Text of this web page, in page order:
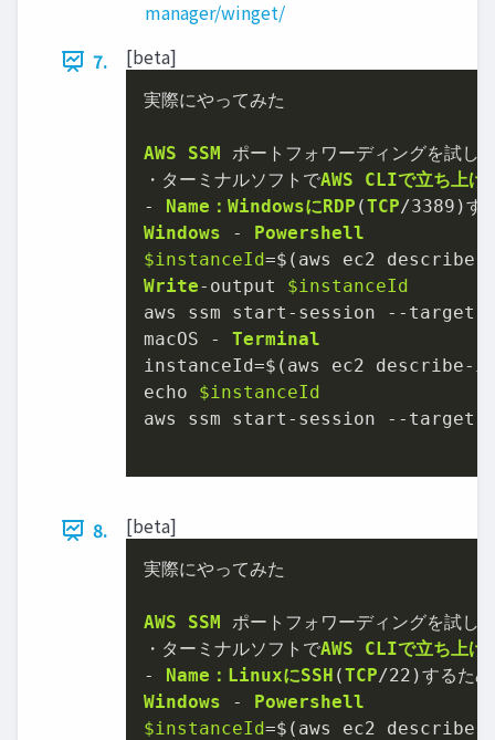
manager/winget/
7.
[beta]
実際にやってみた
AWS SSM ポートフォワーディングを試し
・ターミナルソフトでAWS
CLIで立ち上げ
-
Name：WindowsにRDP (TCP/3389 )す
Windows
-
Powershell
$instanceId=$(aws ec2 describe
Write- output $instanceId
aws ssm start - session -- target
macOS
-
Terminal
instanceId=$(aws ec2 describe-
echo $instanceId
aws ssm start - session -- target
8. [beta]
実際にやってみた
AWS SSM ポートフォワーディングを試し
・ターミナルソフトでAWS
CLIで立ち上げ
-
Name：LinuxにSSH (TCP/22 )するた
Windows
-
Powershell
$instanceId=$(aws ec2 describe